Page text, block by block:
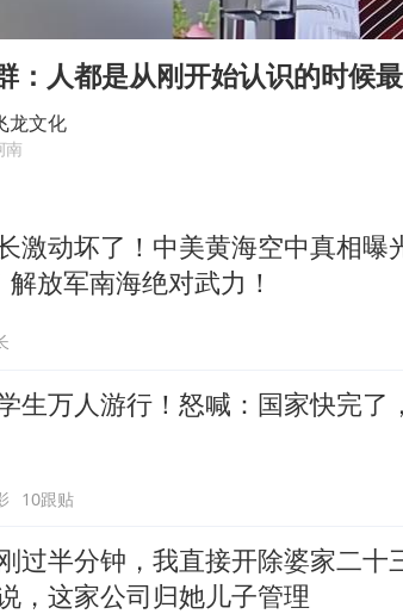
胡彦斌获《歌手2026》歌王
美股存储板块集体大跌
东航：国内客票提前14天免
夯实基础开新局
：人都是从刚开始认识的时候
龙文化
南
激动坏了！中美黄海空中真相曝
解放军南海绝对武力！
生万人游行！怒喊：国家快完了
10跟贴
过半分钟，我直接开除婆家二十
，这家公司归她儿子管理